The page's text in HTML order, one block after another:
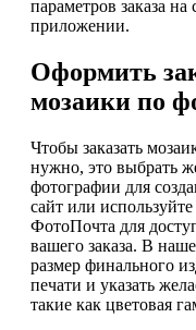
параметров заказа
приложении.
Оформить
мозаики по
Чтобы заказать
нужно, это выбрать
фотографии для
сайт или
ФотоПочта для
вашего заказа. В
размер финального
печати и указать
такие как цветовая